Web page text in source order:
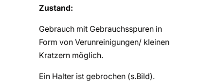
Zustand:
Gebrauch mit Gebrauchsspuren in
Form von Verunreinigungen/ kleinen
Kratzern möglich.
Ein Halter ist gebrochen (s.Bild).